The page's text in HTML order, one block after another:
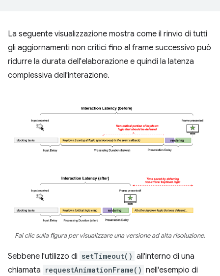
La seguente visualizzazione mostra come il rinvio di tutti
gli aggiornamenti non critici fino al frame successivo può
ridurre la durata dell'elaborazione e quindi la latenza
complessiva dell'interazione.
Fai clic sulla figura per visualizzare una versione ad alta risoluzione.
Sebbene l'utilizzo di setTimeout() all'interno di una
chiamata requestAnimationFrame() nell'esempio di